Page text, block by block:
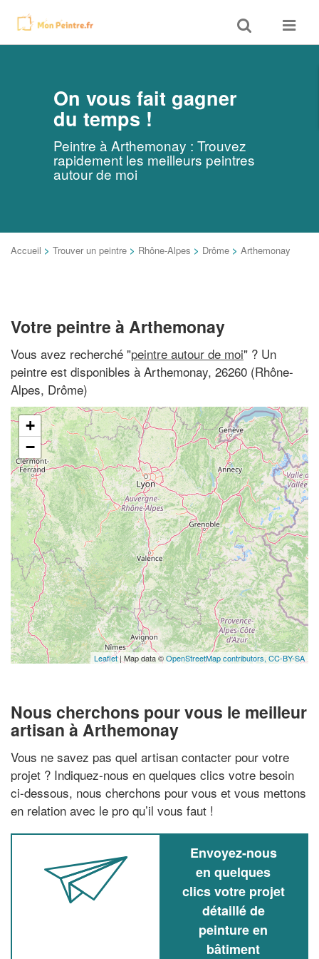
Toggle
search
Toggle
On vous fait gagner
du temps !
Peintre à Arthemonay : Trouvez
rapidement les meilleurs peintres
autour de moi
Accueil > Trouver un peintre > Rhône-Alpes > Drôme > Arthemonay
Votre peintre à Arthemonay
Vous avez recherché "peintre autour de moi" ? Un
peintre est disponibles à Arthemonay, 26260 (Rhône-
Alpes, Drôme)
+
−
Leaflet| Map data ©OpenStreetMap contributors, CC-BY-SA
Nous cherchons pour vous le meilleur
artisan à Arthemonay
Vous ne savez pas quel artisan contacter pour votre
projet ? Indiquez-nous en quelques clics votre besoin
ci-dessous, nous cherchons pour vous et vous mettons
en relation avec le pro qu’il vous faut !
Envoyez-nous
en quelques
clics votre projet
détaillé de
peinture en
bâtiment